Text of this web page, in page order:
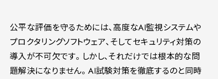
公平な評価を守るためには、高度なAI監視システムや
プロクタリングソフトウェア、そしてセキュリティ対策の
導入が不可欠です。しかし、それだけでは根本的な問
題解決になりません。AI試験対策を徹底するのと同時